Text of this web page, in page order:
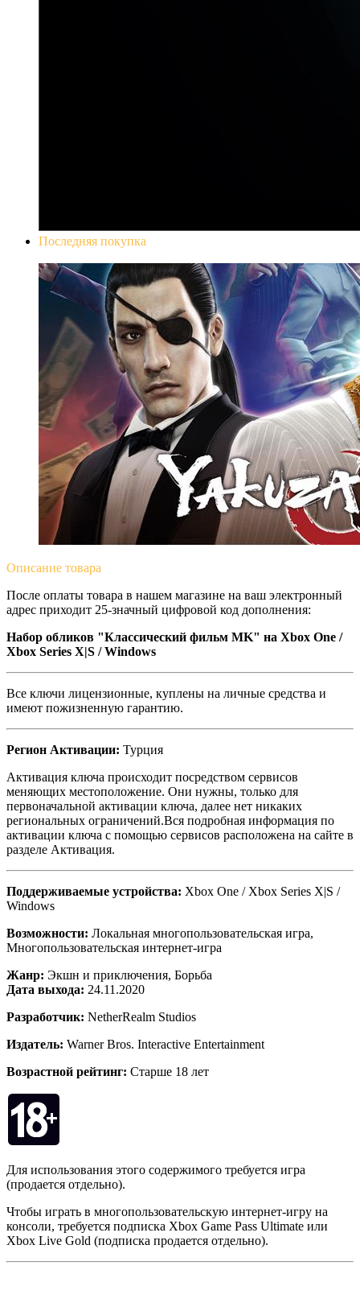
Последняя покупка
Описание товара
После оплаты товара в нашем магазине на ваш электронный
адрес приходит 25-значный цифровой код дополнения:
Набор обликов "Классический фильм MK" на Xbox One /
Xbox Series X|S / Windows
Все ключи лицензионные, куплены на личные средства и
имеют пожизненную гарантию.
Регион Активации: Турция
Активация ключа происходит посредством сервисов
меняющих местоположение. Они нужны, только для
первоначальной активации ключа, далее нет никаких
региональных ограничений.Вся подробная информация по
активации ключа с помощью сервисов расположена на сайте в
разделе Активация.
Поддерживаемые устройства: Xbox One / Xbox Series X|S /
Windows
Возможности: Локальная многопользовательская игра,
Многопользовательская интернет-игра
Жанр: Экшн и приключения, Борьба
Дата выхода: 24.11.2020
Разработчик: NetherRealm Studios
Издатель: Warner Bros. Interactive Entertainment
Возрастной рейтинг: Старше 18 лет
Для использования этого содержимого требуется игра
(продается отдельно).
Чтобы играть в многопользовательскую интернет-игру на
консоли, требуется подписка Xbox Game Pass Ultimate или
Xbox Live Gold (подписка продается отдельно).